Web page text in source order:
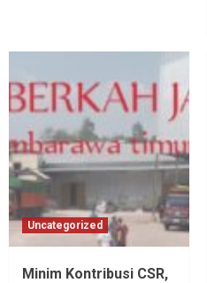
Uncategorized
Minim Kontribusi CSR,